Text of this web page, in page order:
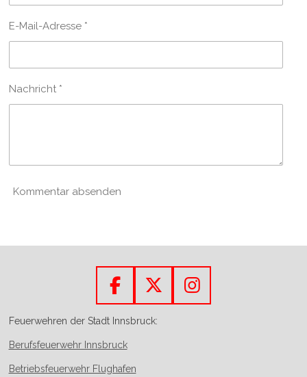
E-Mail-Adresse *
Nachricht *
Kommentar absenden
F
c
e
b
X
I
Feuerwehren der Stadt Innsbruck:
Berufsfeuerwehr Innsbruck
Betriebsfeuerwehr Flughafen